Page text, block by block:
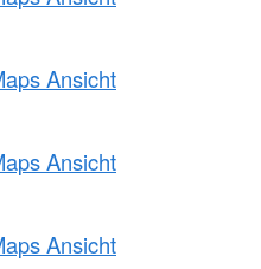
Ansicht
Ansicht
Ansicht